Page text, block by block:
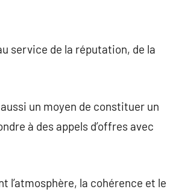
service de la réputation, de la
un moyen de constituer un
à des appels d’offres avec
l’atmosphère, la cohérence et le